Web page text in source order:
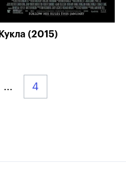
Кукла (2015)
... 4